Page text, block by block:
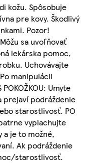
kožu. Spôsobuje
pre kovy. Škodlivý
Pozor!
sa uvoľňovať
lekárska pomoc,
Uchovávajte
manipulácii
Umyte
prejaví podráždenie
starostlivosť. PO
vyplachujte
a je to možné,
Ak podráždenie
starostlivosť.